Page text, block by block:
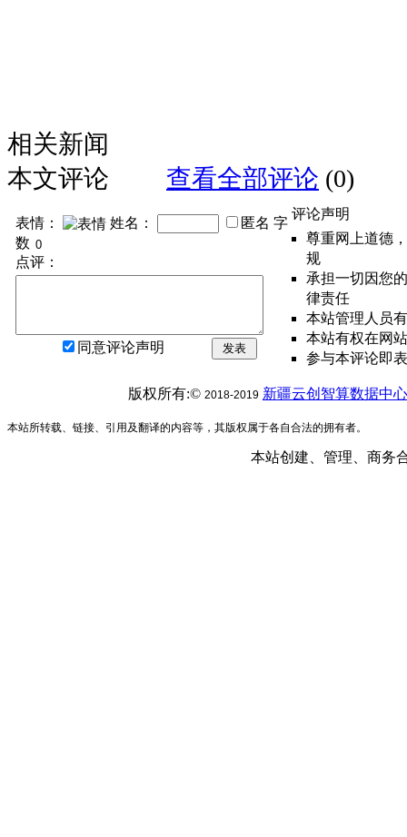
相关新闻
本文评论
查看全部评论 (0)
表情： 姓名： 匿名 字
数
点评：
同意评论声明 发表
评论声明
尊重网上道德
规
承担一切因您
律责任
本站管理人员
本站有权在网
参与本评论即
版权所有:© 2018-2019 新疆云创智算数据中
本站所转载、链接、引用及翻译的内容等，其版权属于各自合法的拥有者。
本站创建、管理、商务